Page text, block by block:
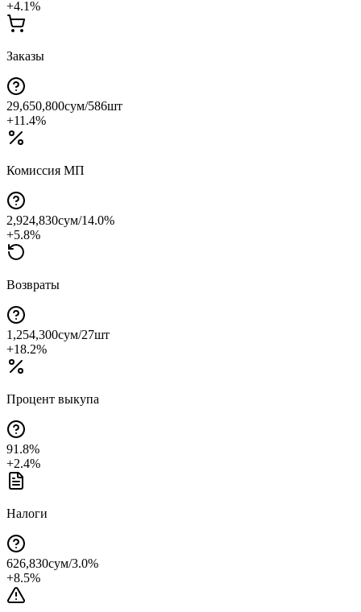
+4.1%
Заказы
29,650,800сум/586шт
+11.4%
Комиссия МП
2,924,830сум/14.0%
+5.8%
Возвраты
1,254,300сум/27шт
+18.2%
Процент выкупа
91.8%
+2.4%
Налоги
626,830сум/3.0%
+8.5%